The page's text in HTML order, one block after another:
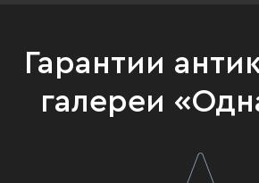
Гарантии
галереи